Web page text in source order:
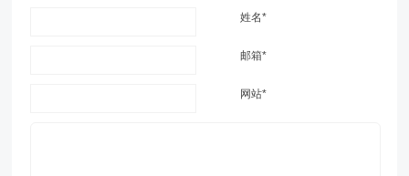
姓名*
邮箱*
网站*